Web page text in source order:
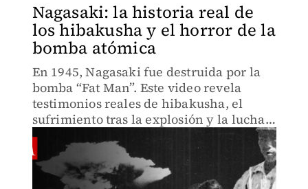
Nagasaki: la historia real de
los hibakusha y el horror de la
bomba atómica
En 1945, Nagasaki fue destruida por la
bomba “Fat Man”. Este video revela
testimonios reales de hibakusha, el
sufrimiento tras la explosión y la lucha
por la paz que aún continúa.